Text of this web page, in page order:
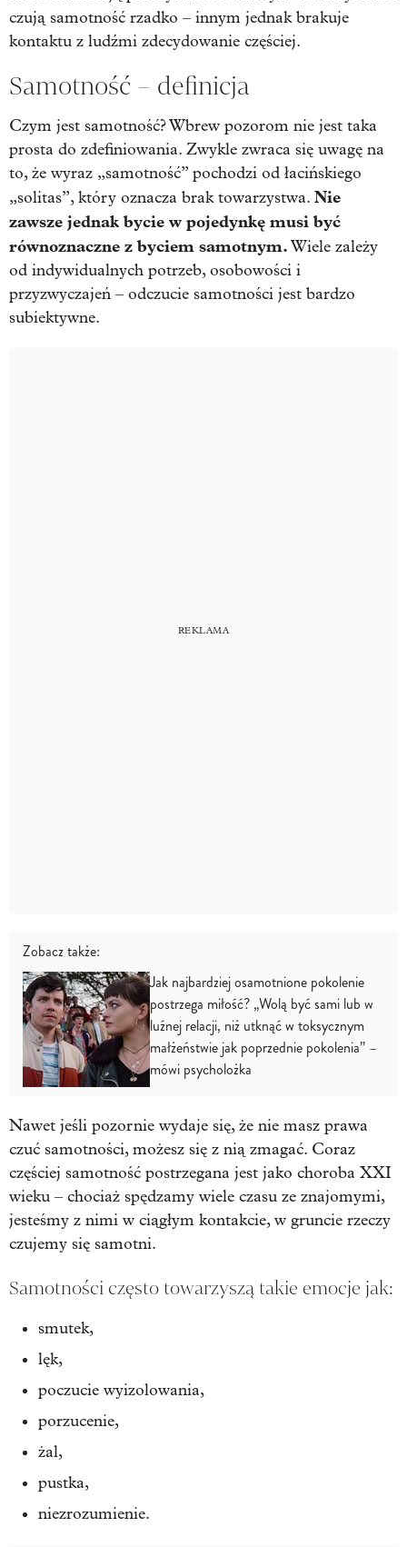
czują samotność rzadko – innym jednak brakuje
kontaktu z ludźmi zdecydowanie częściej.
Samotność – definicja
Czym jest samotność? Wbrew pozorom nie jest taka
prosta do zdefiniowania. Zwykle zwraca się uwagę na
to, że wyraz „samotność” pochodzi od łacińskiego
„solitas”, który oznacza brak towarzystwa. Nie
zawsze jednak bycie w pojedynkę musi być
równoznaczne z byciem samotnym.Wiele zależy
od indywidualnych potrzeb, osobowości i
przyzwyczajeń – odczucie samotności jest bardzo
subiektywne.
Zobacz także:
Jak najbardziej osamotnione pokolenie
postrzega miłość? „Wolą być sami lub w
luźnej relacji, niż utknąć w toksycznym
małżeństwie jak poprzednie pokolenia” –
mówi psycholożka
Nawet jeśli pozornie wydaje się, że nie masz prawa
czuć samotności, możesz się z nią zmagać. Coraz
częściej samotność postrzegana jest jako choroba XXI
wieku – chociaż spędzamy wiele czasu ze znajomymi,
jesteśmy z nimi w ciągłym kontakcie, w gruncie rzeczy
czujemy się samotni.
Samotności często towarzyszą takie emocje jak:
smutek,
lęk,
poczucie wyizolowania,
porzucenie,
żal,
pustka,
niezrozumienie.